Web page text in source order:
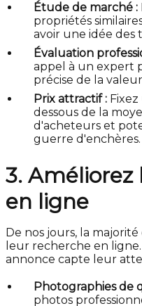
Étude de marché :
propriétés
avoir une idée des
Évaluation
appel à un expert
précise de la
Prix attractif :
dessous de la
d'acheteurs et
guerre d'enchères.
3.
en ligne
De nos jours, la
leur recherche en
annonce capte leur
Photographies de
photos